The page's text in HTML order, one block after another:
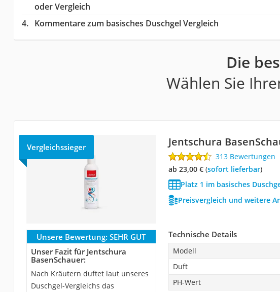
oder Vergleich
Kommentare zum basisches Duschgel Vergleich
Die
Wählen Sie
Vergleichssieger Jentschura
313 Bewertungen
ab 23,00 €( Sofort lieferbar)
Platz 1 im basisches
Preisvergleich und weitere
Unsere Bewertung: SEHR GUT
Unser Fazit für Jentschura
BasenSchauer:
Nach Kräutern duftet laut unseres
Duschgel-Vergleichs das
Technische Details
Modell
Duft
PH-Wert